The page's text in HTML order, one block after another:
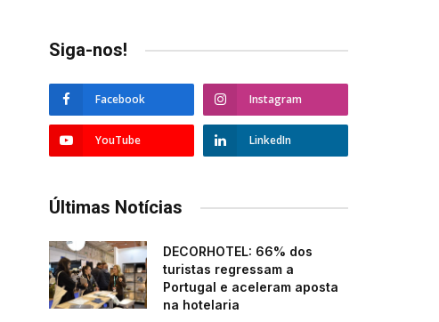
Siga-nos!
Facebook Instagram
YouTube LinkedIn
Últimas Notícias
DECORHOTEL: 66% dos
turistas regressam a
Portugal e aceleram aposta
na hotelaria